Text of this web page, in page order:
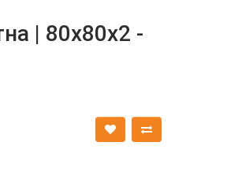
| 80х80х2 -